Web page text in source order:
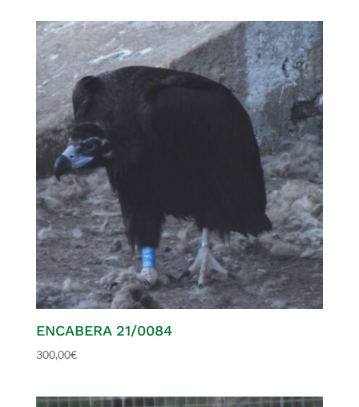
ENCABERA 21/0084
300,00€